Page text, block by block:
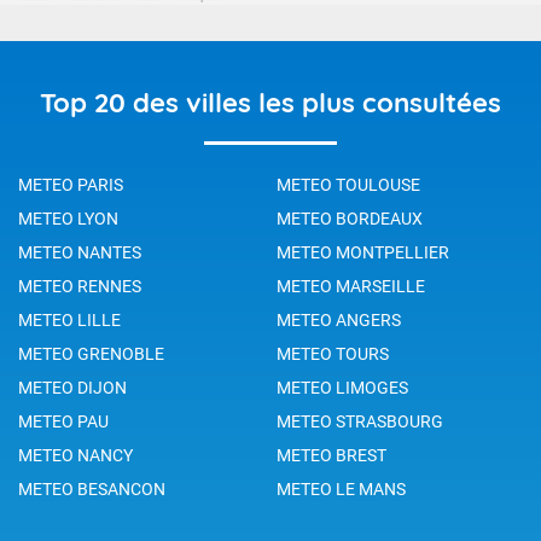
Top 20 des villes les plus consultées
METEO PARIS
METEO TOULOUSE
METEO LYON
METEO BORDEAUX
METEO NANTES
METEO MONTPELLIER
METEO RENNES
METEO MARSEILLE
METEO LILLE
METEO ANGERS
METEO GRENOBLE
METEO TOURS
METEO DIJON
METEO LIMOGES
METEO PAU
METEO STRASBOURG
METEO NANCY
METEO BREST
METEO BESANCON
METEO LE MANS